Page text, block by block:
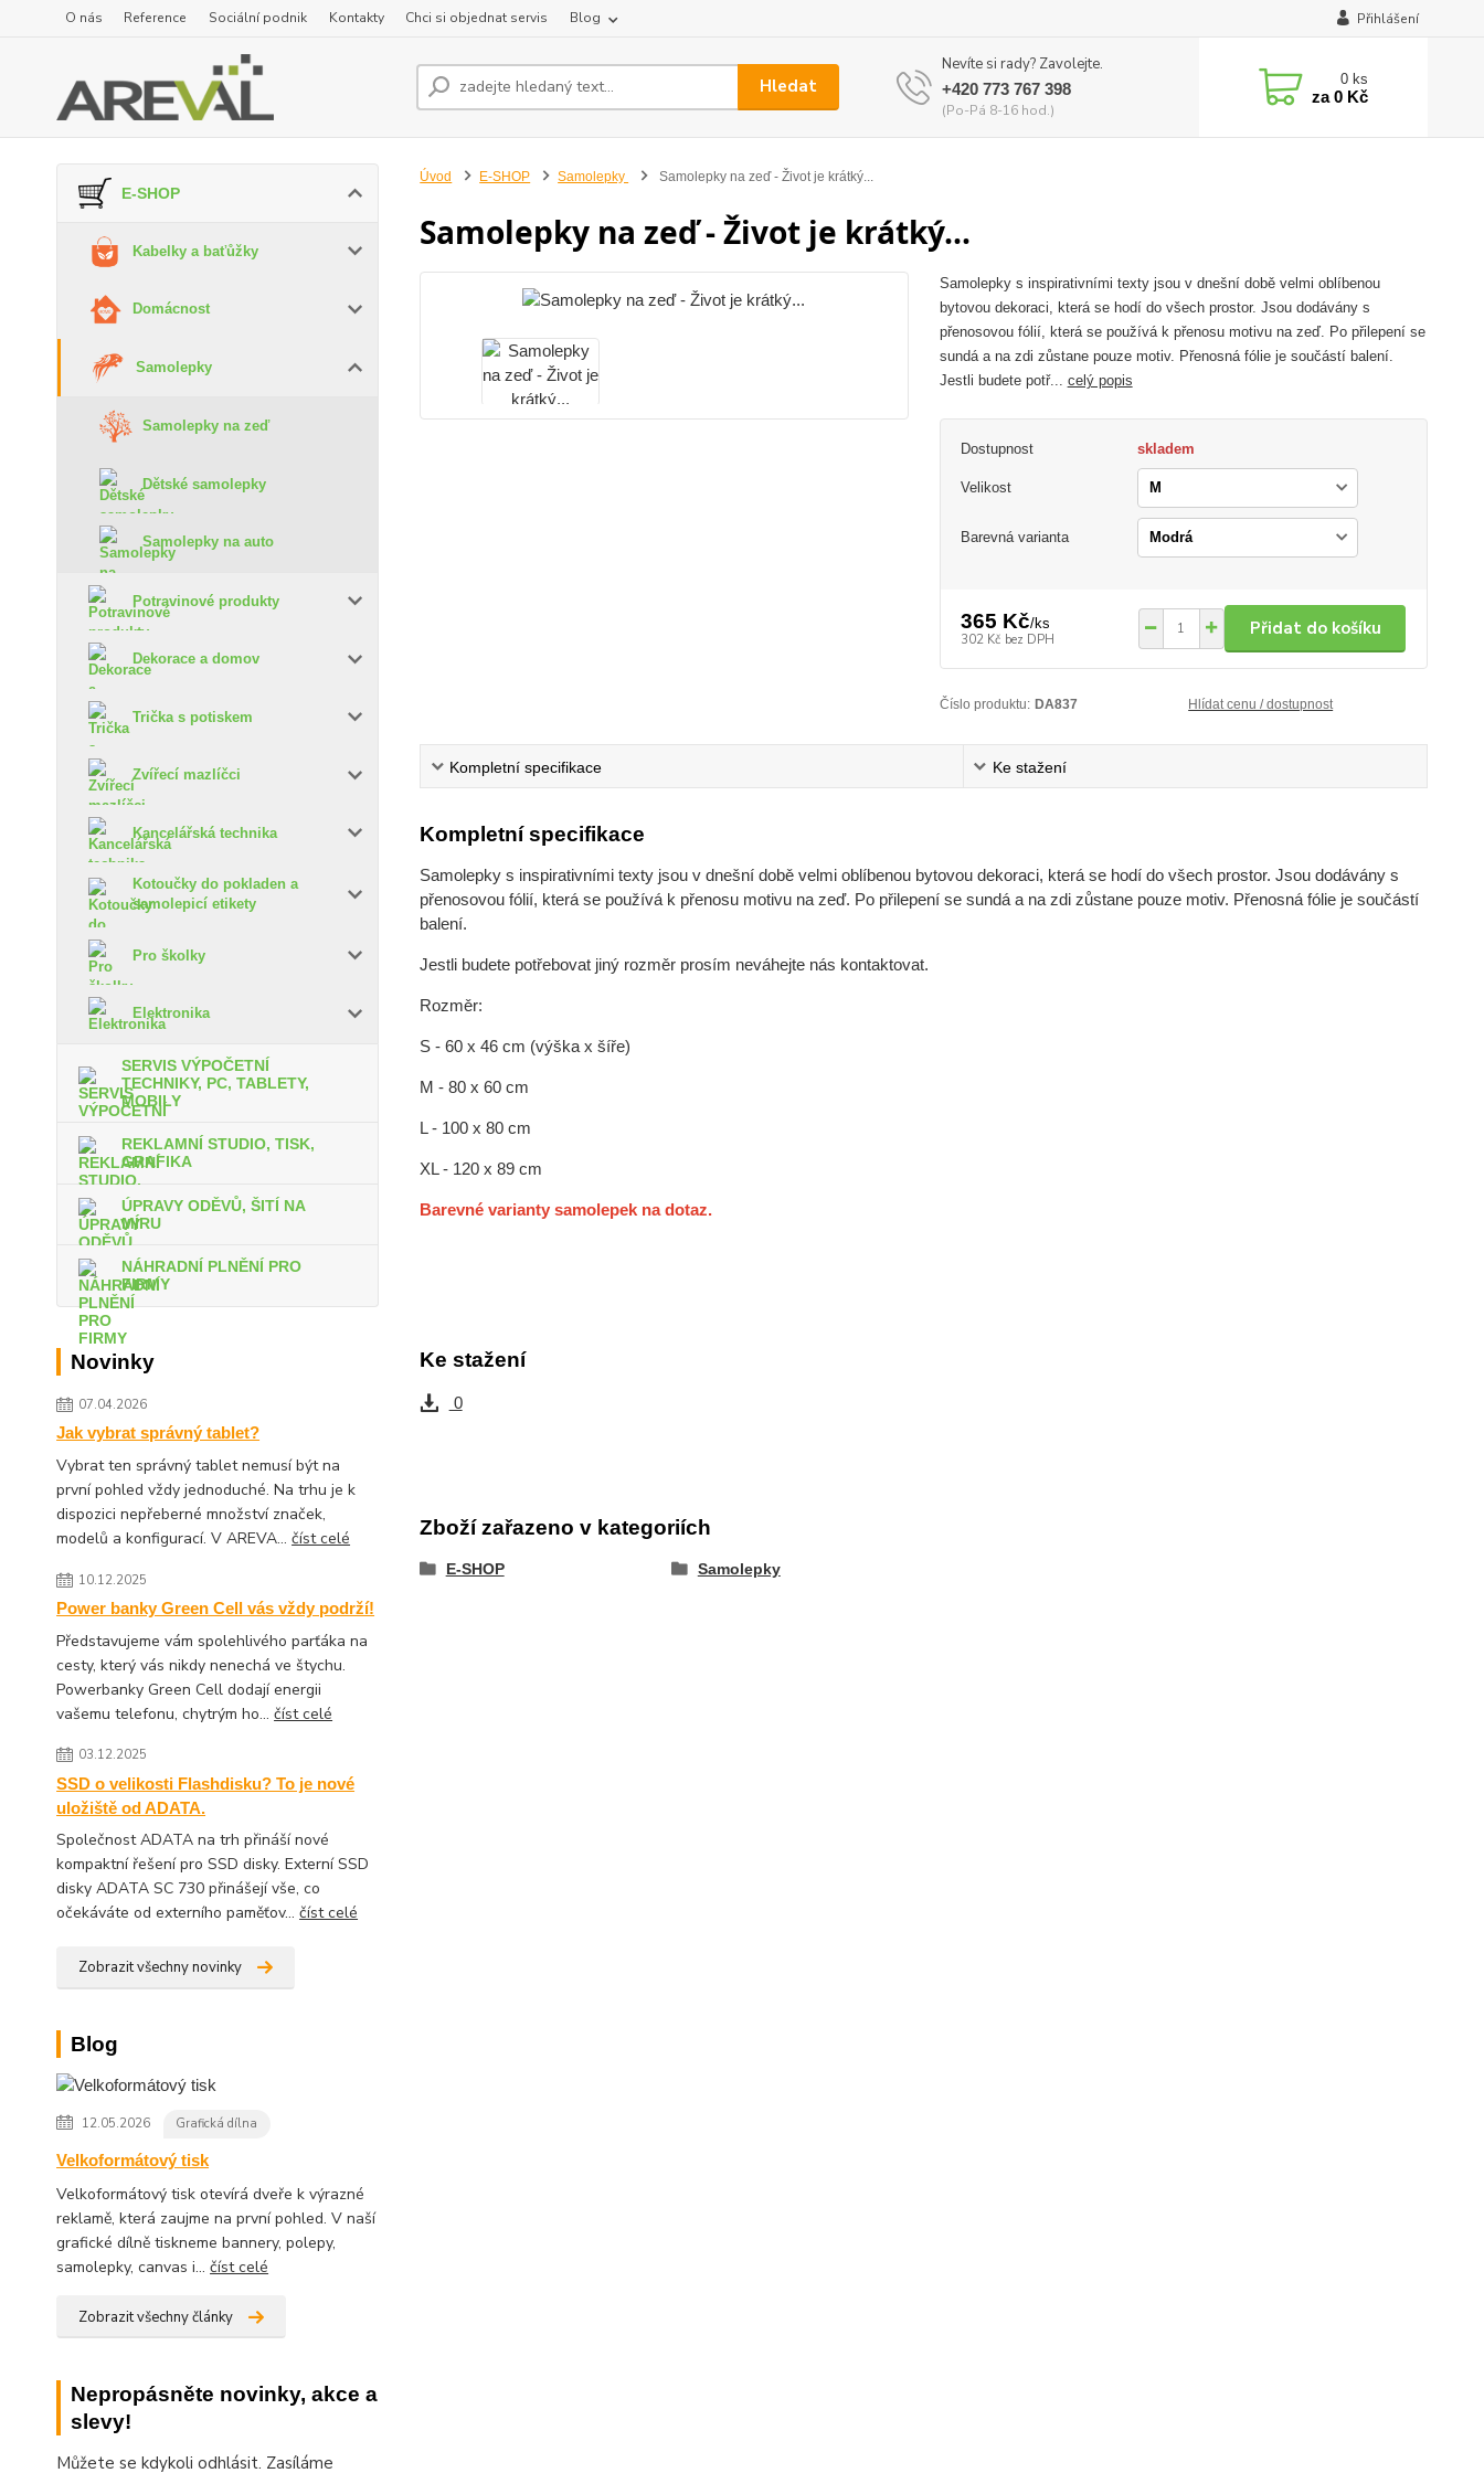
O nás Reference Sociální podnik Kontakty Chci si objednat servis Blog Přihlášení
Hledat
Nevíte si rady? Zavolejte.
+420 773 767 398
(Po-Pá 8-16 hod.)
0 ks
za0 Kč
E-SHOP
Kabelky a baťůžky
Domácnost
Samolepky
Samolepky na zeď
Dětské samolepky
Samolepky na auto
Potravinové produkty
Dekorace a domov
Trička s potiskem
Zvířecí mazlíčci
Kancelářská technika
Kotoučky do pokladen a
samolepicí etikety
Pro školky
Elektronika
SERVIS VÝPOČETNÍ
TECHNIKY, PC, TABLETY,
MOBILY
REKLAMNÍ STUDIO, TISK,
GRAFIKA
ÚPRAVY ODĚVŮ, ŠITÍ NA
MÍRU
NÁHRADNÍ PLNĚNÍ PRO
FIRMY
Novinky
07.04.2026
Jak vybrat správný tablet?
Vybrat ten správný tablet nemusí být na
první pohled vždy jednoduché. Na trhu je k
dispozici nepřeberné množství značek,
modelů a konfigurací. V AREVA...číst celé
10.12.2025
Power banky Green Cell vás vždy podrží!
Představujeme vám spolehlivého parťáka na
cesty, který vás nikdy nenechá ve štychu.
Powerbanky Green Cell dodají energii
vašemu telefonu, chytrým ho...číst celé
03.12.2025
SSD o velikosti Flashdisku? To je nové
uložiště od ADATA.
Společnost ADATA na trh přináší nové
kompaktní řešení pro SSD disky. Externí SSD
disky ADATA SC 730 přinášejí vše, co
očekáváte od externího paměťov...číst celé
Zobrazit všechny novinky
Blog
12.05.2026 Grafická dílna
Velkoformátový tisk
Velkoformátový tisk otevírá dveře k výrazné
reklamě, která zaujme na první pohled. V naší
grafické dílně tiskneme bannery, polepy,
samolepky, canvas i...číst celé
Zobrazit všechny články
Nepropásněte novinky, akce a
slevy!
Můžete se kdykoli odhlásit. Zasíláme
Úvod E-SHOP Samolepky Samolepky na zeď - Život je krátký...
Samolepky na zeď - Život je krátký...
Samolepky s inspirativními texty jsou v dnešní době velmi oblíbenou
bytovou dekoraci, která se hodí do všech prostor. Jsou dodávány s
přenosovou fólií, která se používá k přenosu motivu na zeď. Po přilepení se
sundá a na zdi zůstane pouze motiv. Přenosná fólie je součástí balení.
Jestli budete potř... celý popis
Dostupnost skladem
Velikost
Barevná varianta
365 Kč/ks
302 Kč bez DPH
Přidat do košíku
Číslo produktu: DA837 Hlídat cenu / dostupnost
Kompletní specifikace Ke stažení
Kompletní specifikace
Samolepky s inspirativními texty jsou v dnešní době velmi oblíbenou bytovou dekoraci, která se hodí do všech prostor. Jsou dodávány s
přenosovou fólií, která se používá k přenosu motivu na zeď. Po přilepení se sundá a na zdi zůstane pouze motiv. Přenosná fólie je součástí
balení.
Jestli budete potřebovat jiný rozměr prosím neváhejte nás kontaktovat.
Rozměr:
S - 60 x 46 cm (výška x šíře)
M - 80 x 60 cm
L - 100 x 80 cm
XL - 120 x 89 cm
Barevné varianty samolepek na dotaz.
Ke stažení
0
Zboží zařazeno v kategoriích
E-SHOP Samolepky